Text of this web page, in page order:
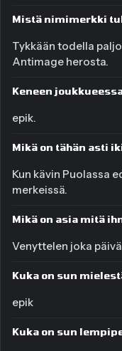
Mistä nimimerkki
Tykkään todella
Antimage herosta.
Keneen
epik.
Mikä on tähän asti
Kun kävin Puolassa
merkeissä.
Mikä on asia mitä
Venyttelen joka
Kuka on sun
epik
Kuka on sun